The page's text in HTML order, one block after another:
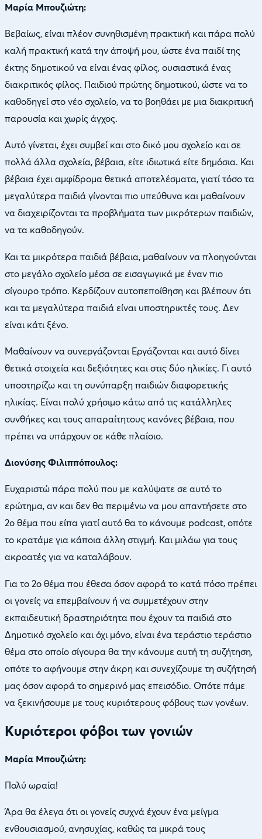
Μαρία Μπουζιώτη:
Βεβαίως, είναι πλέον συνηθισμένη πρακτική και πάρα πολύ
καλή πρακτική κατά την άποψή μου, ώστε ένα παιδί της
έκτης δημοτικού να είναι ένας φίλος, ουσιαστικά ένας
διακριτικός φίλος. Παιδιού πρώτης δημοτικού, ώστε να το
καθοδηγεί στο νέο σχολείο, να το βοηθάει με μια διακριτική
παρουσία και χωρίς άγχος.
Αυτό γίνεται, έχει συμβεί και στο δικό μου σχολείο και σε
πολλά άλλα σχολεία, βέβαια, είτε ιδιωτικά είτε δημόσια. Και
βέβαια έχει αμφίδρομα θετικά αποτελέσματα, γιατί τόσο τα
μεγαλύτερα παιδιά γίνονται πιο υπεύθυνα και μαθαίνουν
να διαχειρίζονται τα προβλήματα των μικρότερων παιδιών,
να τα καθοδηγούν.
Και τα μικρότερα παιδιά βέβαια, μαθαίνουν να πλοηγούνται
στο μεγάλο σχολείο μέσα σε εισαγωγικά με έναν πιο
σίγουρο τρόπο. Κερδίζουν αυτοπεποίθηση και βλέπουν ότι
και τα μεγαλύτερα παιδιά είναι υποστηρικτές τους. Δεν
είναι κάτι ξένο.
Μαθαίνουν να συνεργάζονται Εργάζονται και αυτό δίνει
θετικά στοιχεία και δεξιότητες και στις δύο ηλικίες. Γι αυτό
υποστηρίζω και τη συνύπαρξη παιδιών διαφορετικής
ηλικίας. Είναι πολύ χρήσιμο κάτω από τις κατάλληλες
συνθήκες και τους απαραίτητους κανόνες βέβαια, που
πρέπει να υπάρχουν σε κάθε πλαίσιο.
Διονύσης Φιλιππόπουλος:
Ευχαριστώ πάρα πολύ που με καλύψατε σε αυτό το
ερώτημα, αν και δεν θα περιμένω να μου απαντήσετε στο
2ο θέμα που είπα γιατί αυτό θα το κάνουμε podcast, οπότε
το κρατάμε για κάποια άλλη στιγμή. Και μιλάω για τους
ακροατές για να καταλάβουν.
Για το 2ο θέμα που έθεσα όσον αφορά το κατά πόσο πρέπει
οι γονείς να επεμβαίνουν ή να συμμετέχουν στην
εκπαιδευτική δραστηριότητα που έχουν τα παιδιά στο
Δημοτικό σχολείο και όχι μόνο, είναι ένα τεράστιο τεράστιο
θέμα στο οποίο σίγουρα θα την κάνουμε αυτή τη συζήτηση,
οπότε το αφήνουμε στην άκρη και συνεχίζουμε τη συζήτησή
μας όσον αφορά το σημερινό μας επεισόδιο. Οπότε πάμε
να ξεκινήσουμε με τους κυριότερους φόβους των γονέων.
Κυριότεροι φόβοι των γονιών
Μαρία Μπουζιώτη:
Πολύ ωραία!
Άρα θα έλεγα ότι οι γονείς συχνά έχουν ένα μείγμα
ενθουσιασμού, ανησυχίας, καθώς τα μικρά τους